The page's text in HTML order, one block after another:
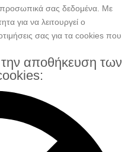
προσωπικά σας δεδομένα. Με
για να λειτουργεί ο
σας για τα cookies που
αποθήκευση των